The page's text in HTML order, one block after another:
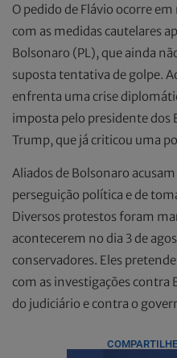
O pedido de Flávio ocorre
com as medidas cautelares
Bolsonaro (PL), que ainda
suposta tentativa de golpe.
enfrenta uma crise
imposta pelo presidente dos
Trump, que já criticou uma
Aliados de Bolsonaro
perseguição política e de
Diversos protestos foram
acontecerem no dia 3 de
conservadores. Eles
com as investigações contra
do judiciário e contra o